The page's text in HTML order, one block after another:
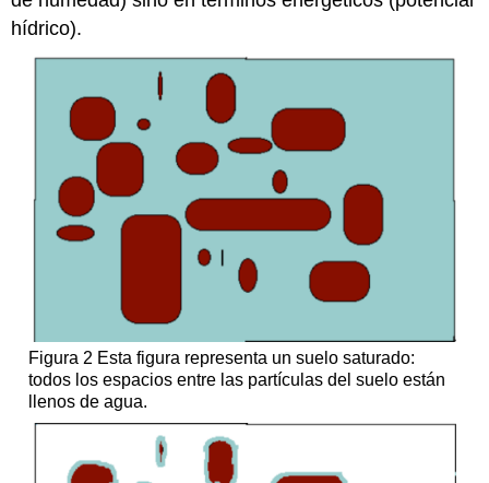
hídrico).
Figura 2 Esta figura representa un suelo saturado:
todos los espacios entre las partículas del suelo están
llenos de agua.